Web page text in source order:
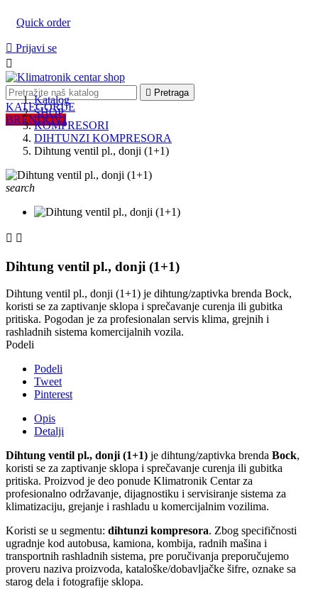
Quick order
 Prijavi se

 Pretraga
KATEGORIJE
BRENDOVI
Katalog
SHOP
KOMPRESORI
DIHTUNZI KOMPRESORA
Dihtung ventil pl., donji (1+1)
search
 
Dihtung ventil pl., donji (1+1)
Dihtung ventil pl., donji (1+1) je dihtung/zaptivka brenda Bock,
koristi se za zaptivanje sklopa i sprečavanje curenja ili gubitka
pritiska. Pogodan je za profesionalan servis klima, grejnih i
rashladnih sistema komercijalnih vozila.
Podeli
Podeli
Tweet
Pinterest
Opis
Detalji
Dihtung ventil pl., donji (1+1) je dihtung/zaptivka brenda Bock,
koristi se za zaptivanje sklopa i sprečavanje curenja ili gubitka
pritiska. Proizvod je deo ponude Klimatronik Centar za
profesionalno održavanje, dijagnostiku i servisiranje sistema za
klimatizaciju, grejanje i rashladu u komercijalnim vozilima.
Koristi se u segmentu: dihtunzi kompresora. Zbog specifičnosti
ugradnje kod autobusa, kamiona, kombija, radnih mašina i
transportnih rashladnih sistema, pre poručivanja preporučujemo
proveru naziva proizvoda, kataloške/dobavljačke šifre, oznake sa
starog dela i fotografije sklopa.